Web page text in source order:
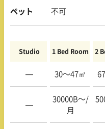
ペット 不可
Studio 1 Bed Room 2
— 30〜47㎡
—
30000B〜/
月